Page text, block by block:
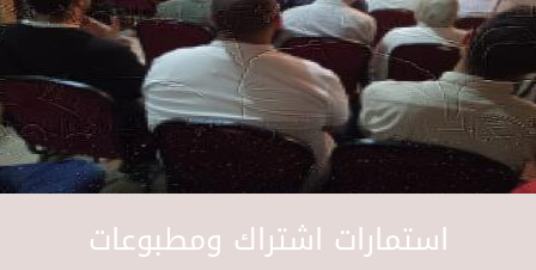
استمارات اشتراك ومطبوعات